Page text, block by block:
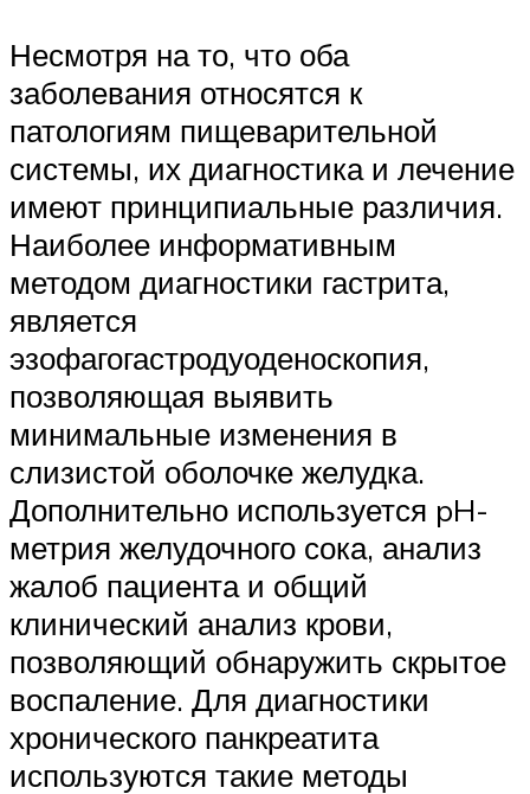
Несмотря на то, что оба
заболевания относятся к
патологиям пищеварительной
системы, их диагностика и лечение
имеют принципиальные различия.
Наиболее информативным
методом диагностики гастрита,
является
эзофагогастродуоденоскопия,
позволяющая выявить
минимальные изменения в
слизистой оболочке желудка.
Дополнительно используется pH-
метрия желудочного сока, анализ
жалоб пациента и общий
клинический анализ крови,
позволяющий обнаружить скрытое
воспаление. Для диагностики
хронического панкреатита
используются такие методы